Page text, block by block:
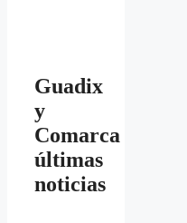
Guadix
y
Comarca
últimas
noticias